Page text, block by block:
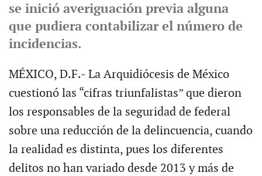
se inició averiguación previa alguna
que pudiera contabilizar el número de
incidencias.
MÉXICO, D.F.- La Arquidiócesis de México
cuestionó las “cifras triunfalistas” que dieron
los responsables de la seguridad de federal
sobre una reducción de la delincuencia, cuando
la realidad es distinta, pues los diferentes
delitos no han variado desde 2013 y más de